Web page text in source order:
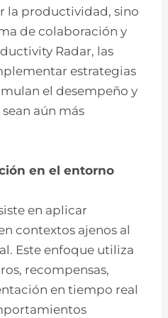
la productividad, sino
de colaboración y
Radar, las
estrategias
el desempeño y
aún más
en el entorno
en aplicar
contextos ajenos al
Este enfoque utiliza
recompensas,
en tiempo real